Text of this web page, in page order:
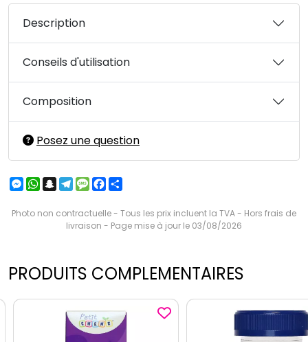
Description
Conseils d'utilisation
Composition
Posez une question
Messenger
WhatsApp
Snapchat
Telegram
MessageFacebook
Photo non contractuelle - Tous les prix incluent la TVA - Hors frais de
livraison - Page mise à jour le 03/08/2026
PRODUITS COMPLEMENTAIRES